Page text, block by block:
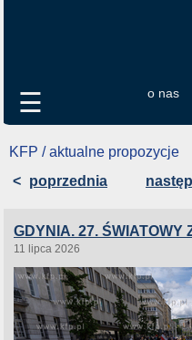
o nas
☰
KFP / aktualne propozycje
< poprzednia
GDYNIA. 27. ŚWIATOWY
11 lipca 2026